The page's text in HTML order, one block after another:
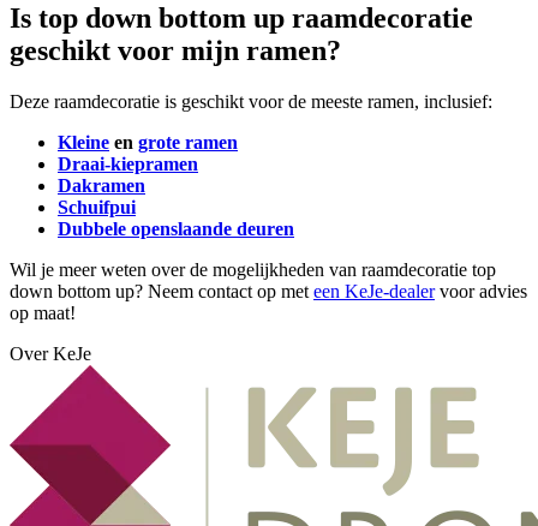
Is top down bottom up raamdecoratie
geschikt voor mijn ramen?
Deze raamdecoratie is geschikt voor de meeste ramen, inclusief:
Kleine en grote ramen
Draai-kiepramen
Dakramen
Schuifpui
Dubbele openslaande deuren
Wil je meer weten over de mogelijkheden van raamdecoratie top
down bottom up? Neem contact op met een KeJe-dealervoor advies
op maat!
Over KeJe